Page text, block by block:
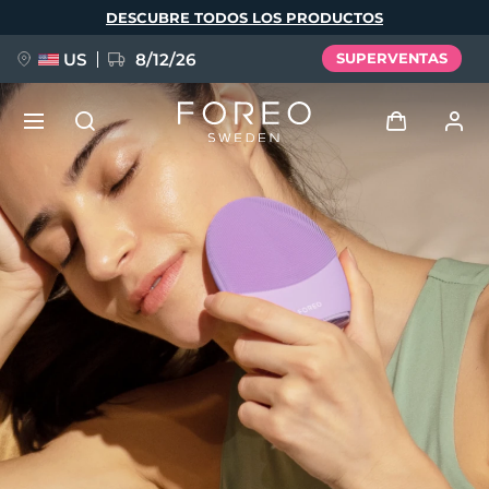
DESCUBRE TODOS LOS PRODUCTOS
US 8/12/26 SUPERVENTAS
Perfil de usuario
Mis dispositivos
Mis pedidos
Mis direcciones
Mis suscripciones
NUEVO
FAQ™ Pure Beauty-Tech Elixir
BREAKING NEWS
issa™ Teeth Whitening Set
Idioma
English Deutsch
Español
Français
Italiano
Português
Svenska
Русский
Türkçe
简体中文 繁體中文